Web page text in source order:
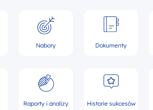
Nabory Dokumenty
Raporty i analizy Historie sukcesów